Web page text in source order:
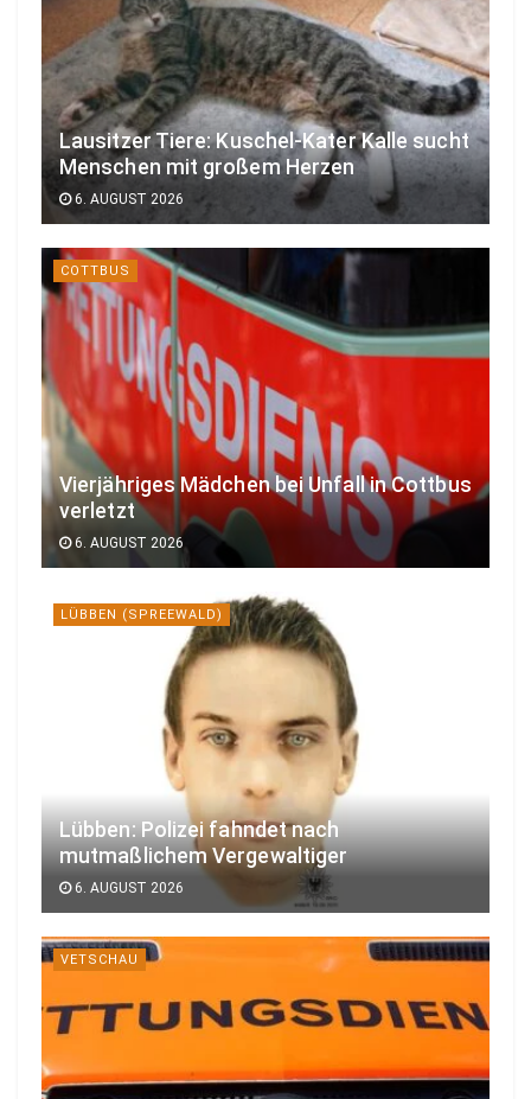
Lausitzer Tiere: Kuschel-Kater Kalle sucht
Menschen mit großem Herzen
6. AUGUST 2026
COTTBUS
Vierjähriges Mädchen bei Unfall in Cottbus
verletzt
6. AUGUST 2026
LÜBBEN (SPREEWALD)
Lübben: Polizei fahndet nach
mutmaßlichem Vergewaltiger
6. AUGUST 2026
VETSCHAU